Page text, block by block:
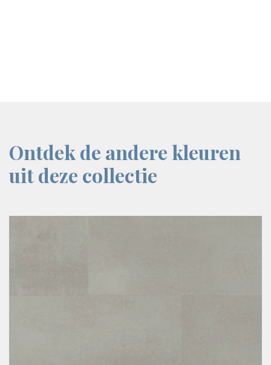
Ontdek de andere kleuren
uit deze collectie